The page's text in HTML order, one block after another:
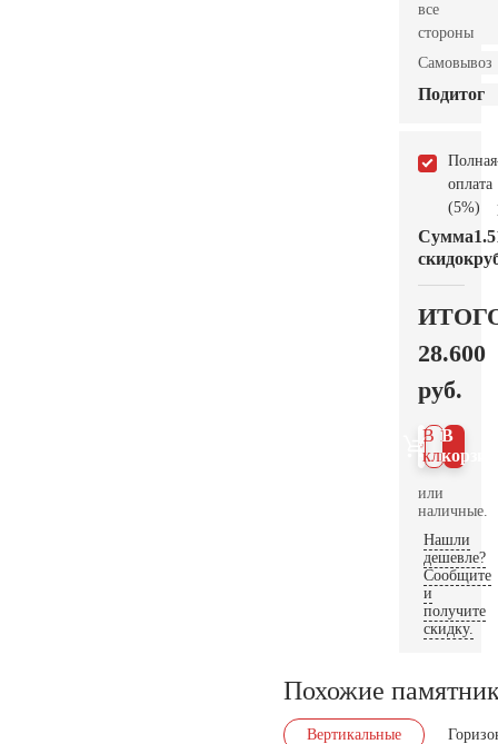
все
стороны
Самовывоз
Подитог
Полная
оплата
(5%)
Сумма
скидок
28.600
руб.
В
В 1
клик
или
наличные.
Нашли
дешевле?
Сообщите
и
получите
скидку.
Похожие
Вертикальные